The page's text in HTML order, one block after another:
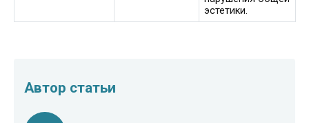
эстетики.
Автор статьи